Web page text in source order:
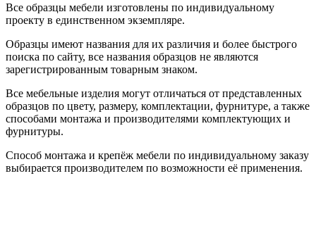
Все образцы мебели изготовлены по индивидуальному
проекту в единственном экземпляре.
Образцы имеют названия для их различия и более быстрого
поиска по сайту, все названия образцов не являются
зарегистрированным товарным знаком.
Все мебельные изделия могут отличаться от представленных
образцов по цвету, размеру, комплектации, фурнитуре, а также
способами монтажа и производителями комплектующих и
фурнитуры.
Способ монтажа и крепёж мебели по индивидуальному заказу
выбирается производителем по возможности её применения.